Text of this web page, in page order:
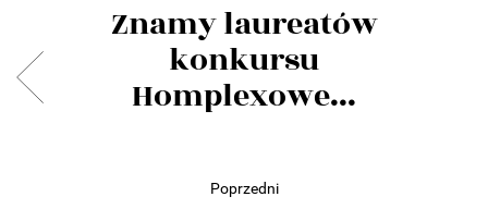
Znamy laureatów
konkursu
Homplexowe...
Poprzedni